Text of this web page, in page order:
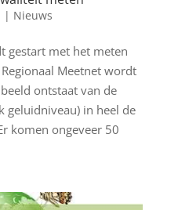
| Nieuws
gestart met het meten
Meetnet wordt
ontstaat van de
geluidniveau) in heel de
komen ongeveer 50